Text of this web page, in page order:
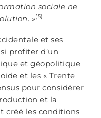
sociale ne
. »(5)
et ses
profiter d’un
et géopolitique
et les « Trente
pour considérer
et la
créé les conditions